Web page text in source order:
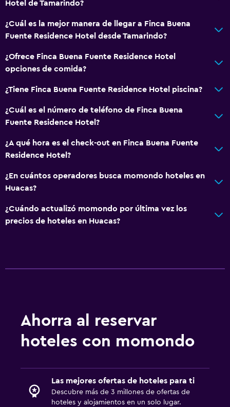
Hotel de Tamarindo?
¿Cuál es la mejor manera de llegar a Finca Buena
Fuente Residence Hotel desde Tamarindo?
¿Ofrece Finca Buena Fuente Residence Hotel
opciones de comida?
¿Tiene Finca Buena Fuente Residence Hotel piscina?
¿Cuál es el número de teléfono de Finca Buena
Fuente Residence Hotel?
¿A qué hora es el check-out en Finca Buena Fuente
Residence Hotel?
¿En cuántos operadores busca momondo hoteles en
Huacas?
¿Cuándo actualizó momondo por última vez los
precios de hoteles en Huacas?
Ahorra al reservar
hoteles con momondo
Las mejores ofertas de hoteles para ti
Descubre más de 3 millones de ofertas de
hoteles y alojamientos en un solo lugar.